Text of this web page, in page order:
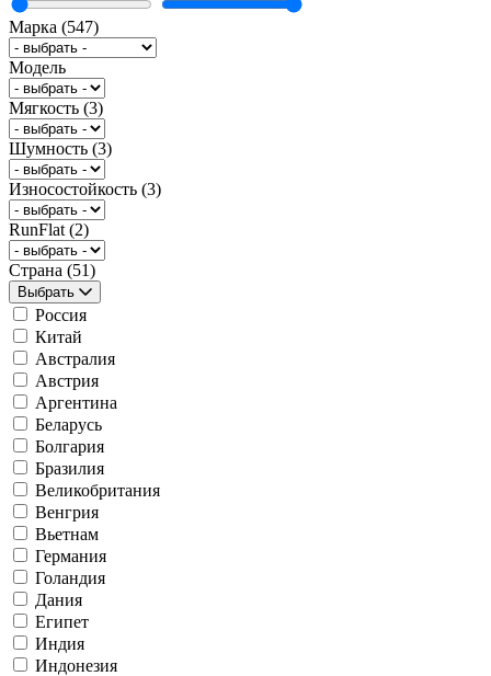
Марка (547)
Модель
Мягкость (3)
Шумность (3)
Износостойкость (3)
RunFlat (2)
Страна (51)
Выбрать
Россия
Китай
Австралия
Австрия
Аргентина
Беларусь
Болгария
Бразилия
Великобритания
Венгрия
Вьетнам
Германия
Голандия
Дания
Египет
Индия
Индонезия